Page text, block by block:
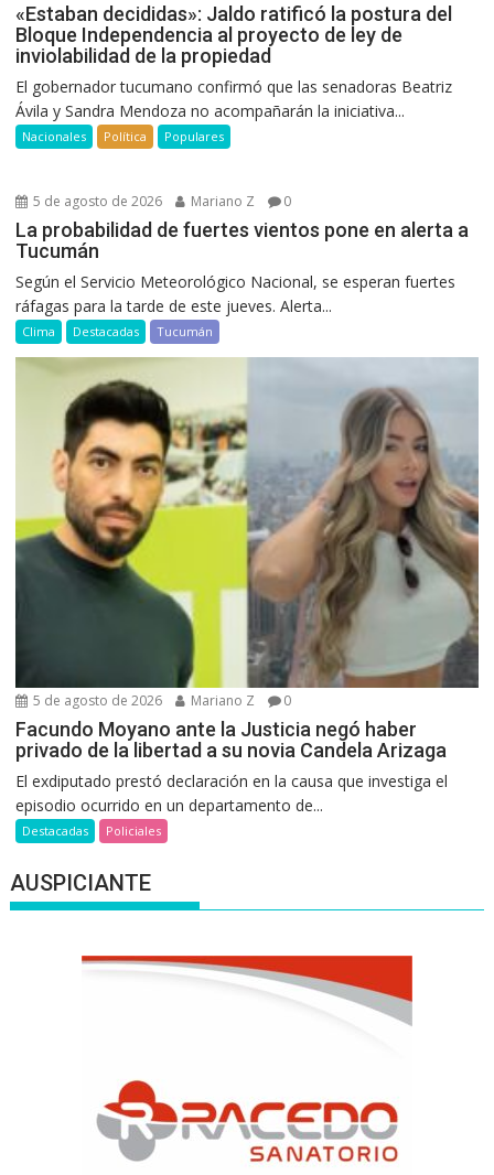
«Estaban decididas»: Jaldo ratificó la postura del
Bloque Independencia al proyecto de ley de
inviolabilidad de la propiedad
El gobernador tucumano confirmó que las senadoras Beatriz
Ávila y Sandra Mendoza no acompañarán la iniciativa...
Nacionales Política Populares
5 de agosto de 2026 Mariano Z 0
La probabilidad de fuertes vientos pone en alerta a
Tucumán
Según el Servicio Meteorológico Nacional, se esperan fuertes
ráfagas para la tarde de este jueves. Alerta...
Clima Destacadas Tucumán
5 de agosto de 2026 Mariano Z 0
Facundo Moyano ante la Justicia negó haber
privado de la libertad a su novia Candela Arizaga
El exdiputado prestó declaración en la causa que investiga el
episodio ocurrido en un departamento de...
Destacadas Policiales
AUSPICIANTE